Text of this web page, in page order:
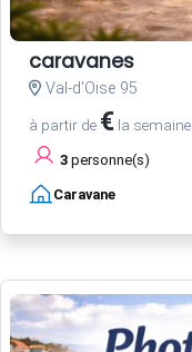
caravanes
Val-d'Oise 95
à partir de € la semaine
3 personne(s)
Caravane